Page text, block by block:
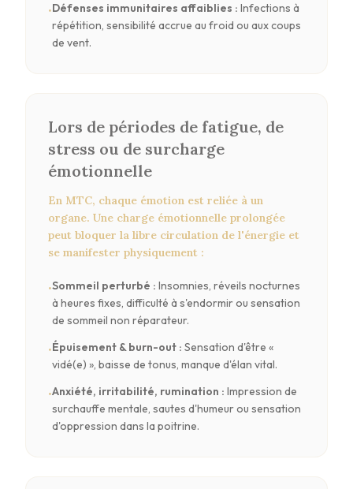
•Défenses immunitaires affaiblies : Infections à
répétition, sensibilité accrue au froid ou aux coups
de vent.
Lors de périodes de fatigue, de
stress ou de surcharge
émotionnelle
En MTC, chaque émotion est reliée à un
organe. Une charge émotionnelle prolongée
peut bloquer la libre circulation de l'énergie et
se manifester physiquement :
•Sommeil perturbé : Insomnies, réveils nocturnes
à heures fixes, difficulté à s'endormir ou sensation
de sommeil non réparateur.
•Épuisement & burn-out : Sensation d'être «
vidé(e) », baisse de tonus, manque d'élan vital.
•Anxiété, irritabilité, rumination : Impression de
surchauffe mentale, sautes d'humeur ou sensation
d'oppression dans la poitrine.